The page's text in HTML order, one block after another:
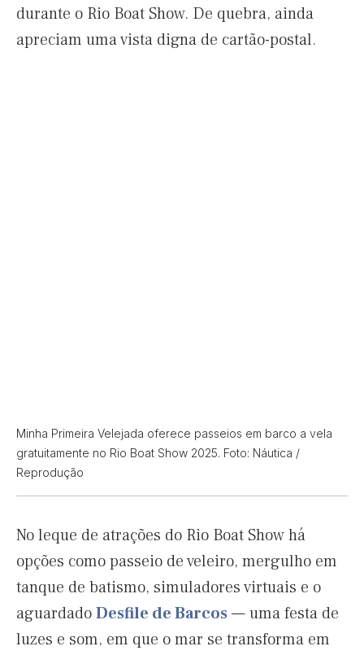
durante o Rio Boat Show. De quebra, ainda
apreciam uma vista digna de cartão-postal.
Minha Primeira Velejada oferece passeios em barco a vela
gratuitamente no Rio Boat Show 2025. Foto: Náutica /
Reprodução
No leque de atrações do Rio Boat Show há
opções como passeio de veleiro, mergulho em
tanque de batismo, simuladores virtuais e o
aguardadoDesfile de Barcos — uma festa de
luzes e som, em que o mar se transforma em